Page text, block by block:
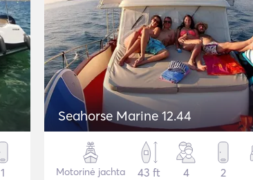
1
Seahorse Marine 12.44
Motorinė jachta
43 ft
4 2